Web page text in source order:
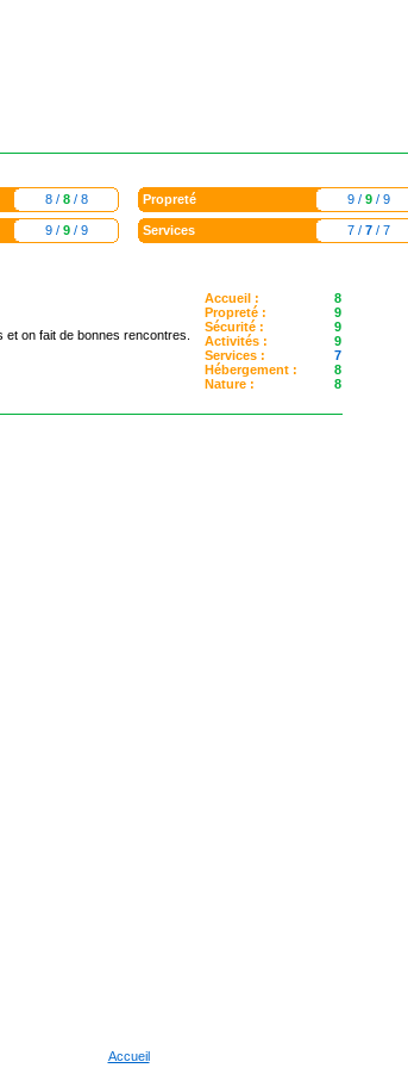
8 / 8 / 8 Propreté 9 / 9 / 9
9 / 9 / 9 Services 7 / 7 / 7
on fait de bonnes rencontres.
Accueil :
8
Propreté :
9
Sécurité :
9
Activités :
9
Services :
7
Hébergement :
8
Nature :
8
Accueil